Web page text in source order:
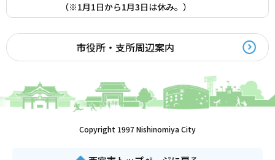
（※1月1日から1月3日は休み。）
市役所・支所周辺案内
Copyright 1997 Nishinomiya City